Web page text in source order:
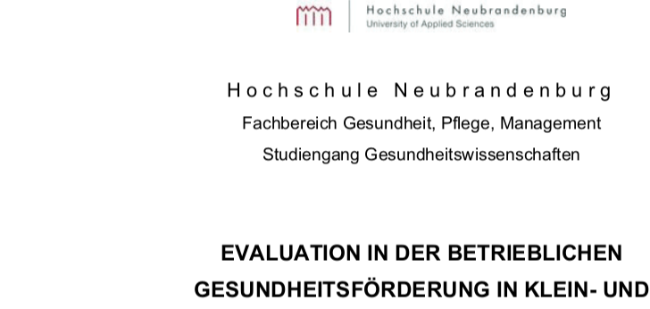
Hochschule Neubrandenburg
Fachbereich Gesundheit, Pflege, Management
Studiengang Gesundheitswissenschaften
EVALUATION IN DER BETRIEBLICHEN
GESUNDHEITSFÖRDERUNG IN KLEIN- UND